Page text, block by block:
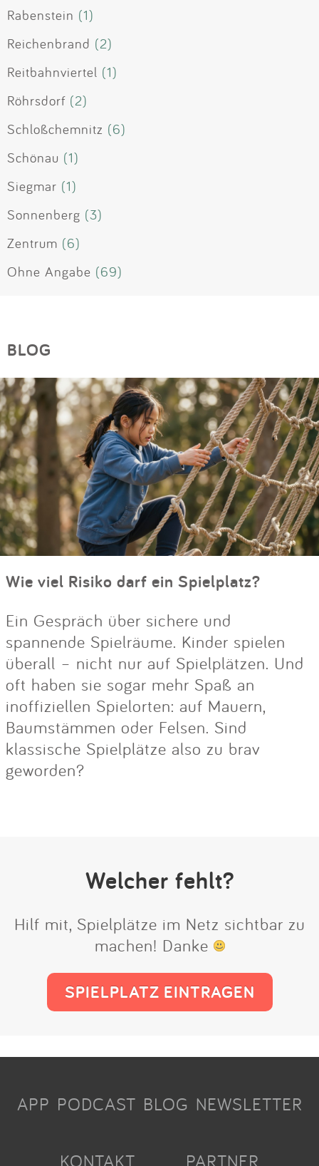
Rabenstein (1)
Reichenbrand (2)
Reitbahnviertel (1)
Röhrsdorf (2)
Schloßchemnitz (6)
Schönau (1)
Siegmar (1)
Sonnenberg (3)
Zentrum (6)
Ohne Angabe (69)
BLOG
Wie viel Risiko darf ein Spielplatz?
Ein Gespräch über sichere und
spannende Spielräume. Kinder spielen
überall – nicht nur auf Spielplätzen. Und
oft haben sie sogar mehr Spaß an
inoffiziellen Spielorten: auf Mauern,
Baumstämmen oder Felsen. Sind
klassische Spielplätze also zu brav
geworden?
Welcher fehlt?
Hilf mit, Spielplätze im Netz sichtbar zu
machen! Danke
SPIELPLATZ EINTRAGEN
APP PODCAST BLOG NEWSLETTER
KONTAKT PARTNER